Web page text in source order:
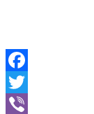
Facebook
Twitter